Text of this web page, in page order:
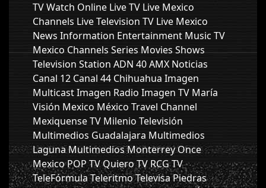
TV Watch Online Live TV Live Mexico
Channels Live Television TV Live Mexico
News Information Entertainment Music TV
Mexico Channels Series Movies Shows
Television Station ADN 40 AMX Noticias
Canal 12 Canal 44 Chihuahua Imagen
Multicast Imagen Radio Imagen TV María
Visión Mexico México Travel Channel
Mexiquense TV Milenio Televisión
Multimedios Guadalajara Multimedios
Laguna Multimedios Monterrey Once
Mexico POP TV Quiero TV RCG TV
TeleFórmula Teleritmo Televisa Piedras